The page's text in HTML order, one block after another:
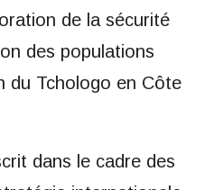
de la sécurité
des populations
du Tchologo en Côte
dans le cadre des